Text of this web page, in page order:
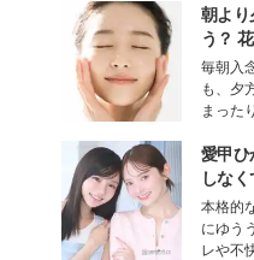
ション
して、
めて注
子。今
な髪を
女性た
ます。
朝よ
う？
ーター
ン（
の常
毎朝入
も、夕
まった
な美容
性を秘
プチャ
技術を
愛甲
しな
対策”
本格的
にゆう
レや不